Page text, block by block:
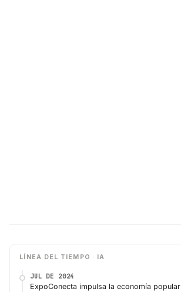
LÍNEA DEL TIEMPO · IA
JUL DE 2024
ExpoConecta impulsa la economía popular